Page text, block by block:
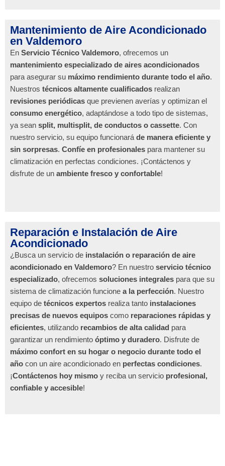
Mantenimiento de Aire Acondicionado
en Valdemoro
En Servicio Técnico Valdemoro, ofrecemos un
mantenimiento especializado de aires acondicionados
para asegurar su máximo rendimiento durante todo el año.
Nuestros técnicos altamente cualificados realizan
revisiones periódicas que previenen averías y optimizan el
consumo energético, adaptándose a todo tipo de sistemas,
ya sean split, multisplit, de conductos o cassette. Con
nuestro servicio, su equipo funcionará de manera eficiente y
sin sorpresas. Confíe en profesionales para mantener su
climatización en perfectas condiciones. ¡Contáctenos y
disfrute de un ambiente fresco y confortable!
Reparación e Instalación de Aire
Acondicionado
¿Busca un servicio de instalación o reparación de aire
acondicionado en Valdemoro? En nuestro servicio técnico
especializado, ofrecemos soluciones integrales para que su
sistema de climatización funcione a la perfección. Nuestro
equipo de técnicos expertos realiza tanto instalaciones
precisas de nuevos equipos como reparaciones rápidas y
eficientes, utilizando recambios de alta calidad para
garantizar un rendimiento óptimo y duradero. Disfrute de
máximo confort en su hogar o negocio durante todo el
año con un aire acondicionado en perfectas condiciones.
¡Contáctenos hoy mismo y reciba un servicio profesional,
confiable y accesible!